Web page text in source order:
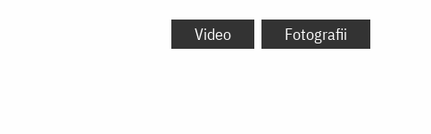
Video Fotografii